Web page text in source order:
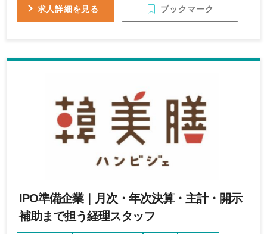
の就業経験 ◆簿記3級、2級、消費税法、法人税法等
求人詳細を見る ブックマーク
IPO準備企業｜月次・年次決算・主計・開示
補助まで担う経理スタッフ